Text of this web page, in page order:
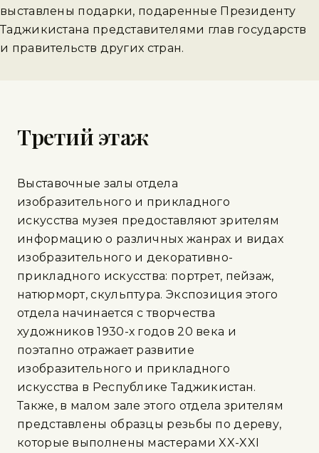
выставлены подарки, подаренные Президенту
Таджикистана представителями глав государств
и правительств других стран.
Третий этаж
Выставочные залы отдела
изобразительного и прикладного
искусства музея предоставляют зрителям
информацию о различных жанрах и видах
изобразительного и декоративно-
прикладного искусства: портрет, пейзаж,
натюрморт, скульптура. Экспозиция этого
отдела начинается с творчества
художников 1930-х годов 20 века и
поэтапно отражает развитие
изобразительного и прикладного
искусства в Республике Таджикистан.
Также, в малом зале этого отдела зрителям
представлены образцы резьбы по дереву,
которые выполнены мастерами XX-XXI